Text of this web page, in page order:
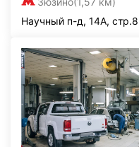
Научный п-д, 14А, стр.8